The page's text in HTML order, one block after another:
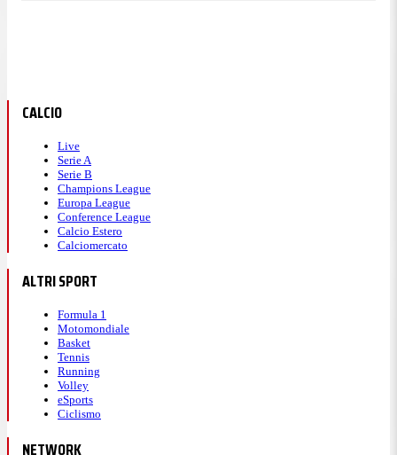
CALCIO
Live
Serie A
Serie B
Champions League
Europa League
Conference League
Calcio Estero
Calciomercato
ALTRI SPORT
Formula 1
Motomondiale
Basket
Tennis
Running
Volley
eSports
Ciclismo
NETWORK